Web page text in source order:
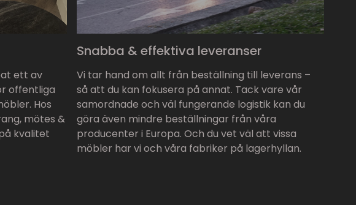
ett av
offentliga
Hos
mötes &
kvalitet
Snabba & effektiva leveranser
Vi tar hand om allt från beställning till leverans –
så att du kan fokusera på annat. Tack vare vår
samordnade och väl fungerande logistik kan du
göra även mindre beställningar från våra
producenter i Europa. Och du vet väl att vissa
möbler har vi och våra fabriker på lagerhyllan.